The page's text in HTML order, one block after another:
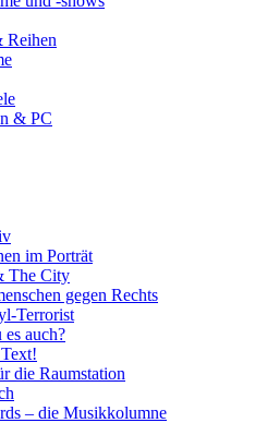
Reihen
& PC
im Porträt
The City
gegen Rechts
Terrorist
auch?
die Raumstation
– die Musikkolumne